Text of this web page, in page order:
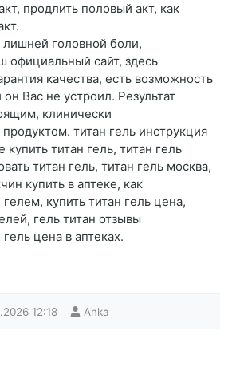
продлить половый акт, как
головной боли,
официальный сайт, здесь
качества, есть возможность
Вас не устроил. Результат
клинически
титан гель инструкция
титан гель, титан гель
титан гель, титан гель москва,
купить в аптеке, как
гелем, купить титан гель цена,
гель титан отзывы
цена в аптеках.
12:18 Anka